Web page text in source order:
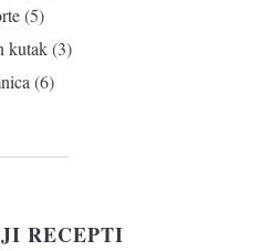
(5)
kutak(3)
(6)
RECEPTI